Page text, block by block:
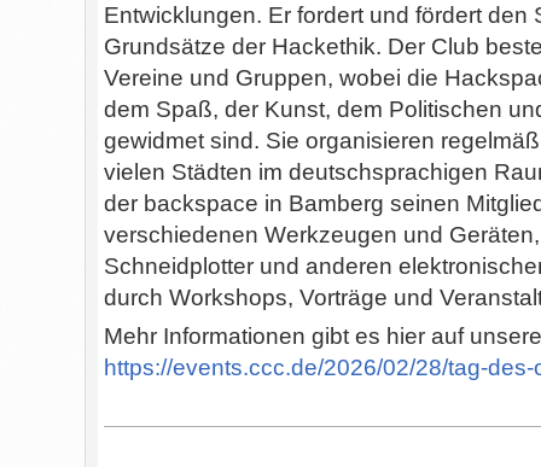
Entwicklungen. Er fordert und fördert
Grundsätze der Hackethik. Der Club
Vereine und Gruppen, wobei die
dem Spaß, der Kunst, dem Politischen
gewidmet sind. Sie organisieren
vielen Städten im deutschsprachigen
der backspace in Bamberg seinen
verschiedenen Werkzeugen und
Schneidplotter und anderen
durch Workshops, Vorträge und
Mehr Informationen gibt es hier auf
https://events.ccc.de/2026/02/28/tag-